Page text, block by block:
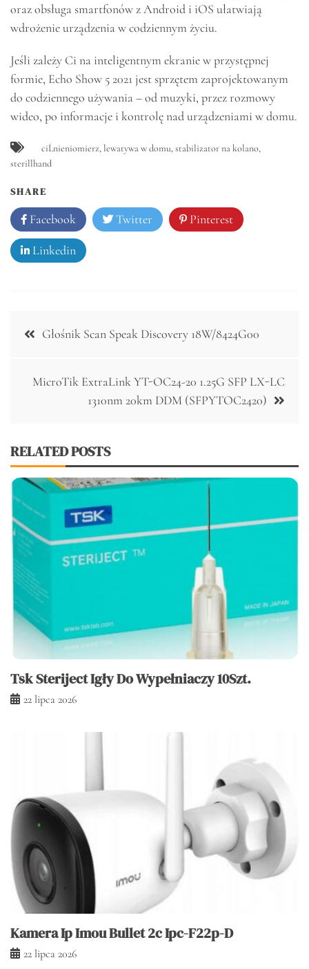
oraz obsługa smartfonów z Android i iOS ułatwiają
wdrożenie urządzenia w codziennym życiu.
Jeśli zależy Ci na inteligentnym ekranie w przystępnej
formie, Echo Show 5 2021 jest sprzętem zaprojektowanym
do codziennego używania – od muzyki, przez rozmowy
wideo, po informacje i kontrolę nad urządzeniami w domu.
ciĹnieniomierz,lewatywa w domu,stabilizator na kolano,
sterillhand
SHARE
Facebook Twitter Pinterest
Linkedin
Nawigacja
Głośnik Scan Speak Discovery 18W/8424G00
MicroTik ExtraLink YT-OC24-20 1.25G SFP LX-LC
1310nm 20km DDM (SFPYTOC2420)
RELATED POSTS
Tsk Steriject Igły Do Wypełniaczy 10Szt.
22 lipca 2026
Kamera Ip Imou Bullet 2c Ipc-F22p-D
22 lipca 2026